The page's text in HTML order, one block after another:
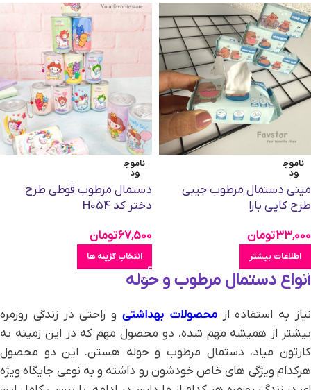
ناموج
ود
مینی دستمال مرطوب جیبی
طرح کاپی بارا
33,000تومان
اطلاعات بیشتر
ناموج
ود
دستمال مرطوب قوطی طرح
دختر کد H054
67,500تومان
انتخاب گزینه ها
انواع دستمال مرطوب و حوله
نیاز به استفاده ازمحصولات بهداشتی و راحتی در زندگی روزمره
بیشتر از همیشه مهم شده. دو محصول مهم که در این زمینه به
کارتون میاد، دستمال مرطوب و حوله هستن. این دو محصول
هرکدام ویژگی‌ های خاص خودشون رو داشته و به نوعی جایگاه ویژه‌